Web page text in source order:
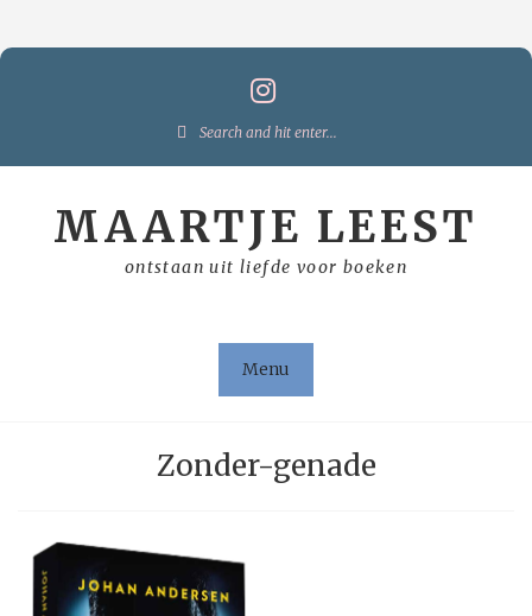
Search
MAARTJE LEEST
ontstaan uit liefde voor boeken
Menu
Zonder-genade